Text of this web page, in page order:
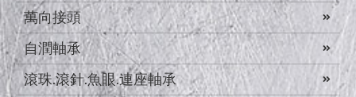
萬向接頭
自潤軸承
滾珠.滾針.魚眼.連座軸承